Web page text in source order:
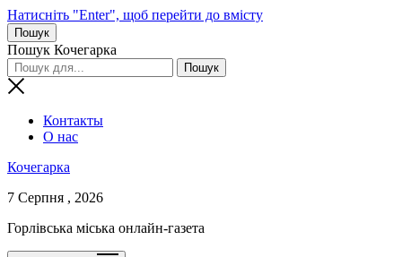
Натисніть "Enter", щоб перейти до вмісту
Пошук
Пошук Кочегарка
Контакты
О нас
Кочегарка
7 Серпня , 2026
Горлівська міська онлайн-газета